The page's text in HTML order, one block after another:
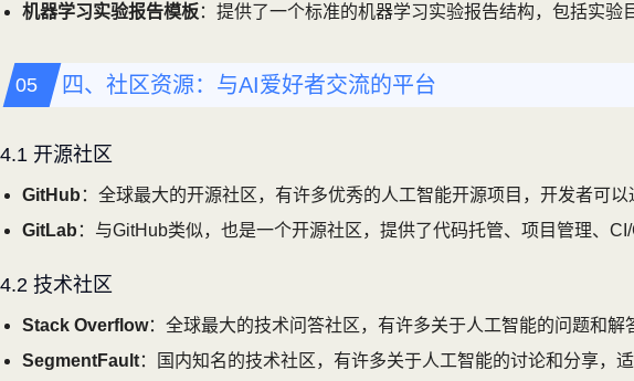
机器学习实验报告模板：提供了一个标准的机器学习实验报告结构，包括实
四、社区资源：与AI爱好者交流的平台
4.1 开源社区
GitHub ：全球最大的开源社区，有许多优秀的人工智能开源项目，开发者可
GitLab ：与GitHub类似，也是一个开源社区，提供了代码托管、项目管理、
4.2 技术社区
Stack Overflow：全球最大的技术问答社区，有许多关于人工智能的问题和
SegmentFault：国内知名的技术社区，有许多关于人工智能的讨论和分享，